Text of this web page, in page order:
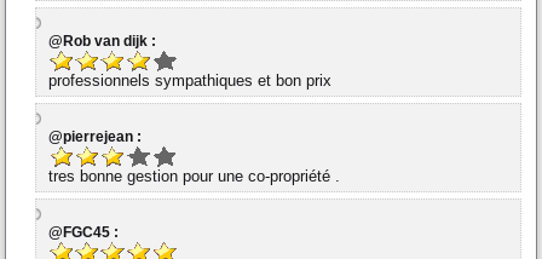
@Rob van dijk :
professionnels sympathiques et bon prix
@pierrejean :
tres bonne gestion pour une co-propriété .
@FGC45 :